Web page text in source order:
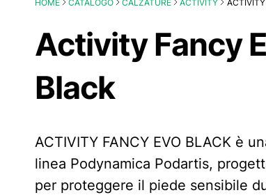
HOME CATALOGO CALZATURE ACTIVITY
Activity Fancy
Black
ACTIVITY FANCY EVO BLACK è
linea Podynamica Podartis,
per proteggere il piede sensibile